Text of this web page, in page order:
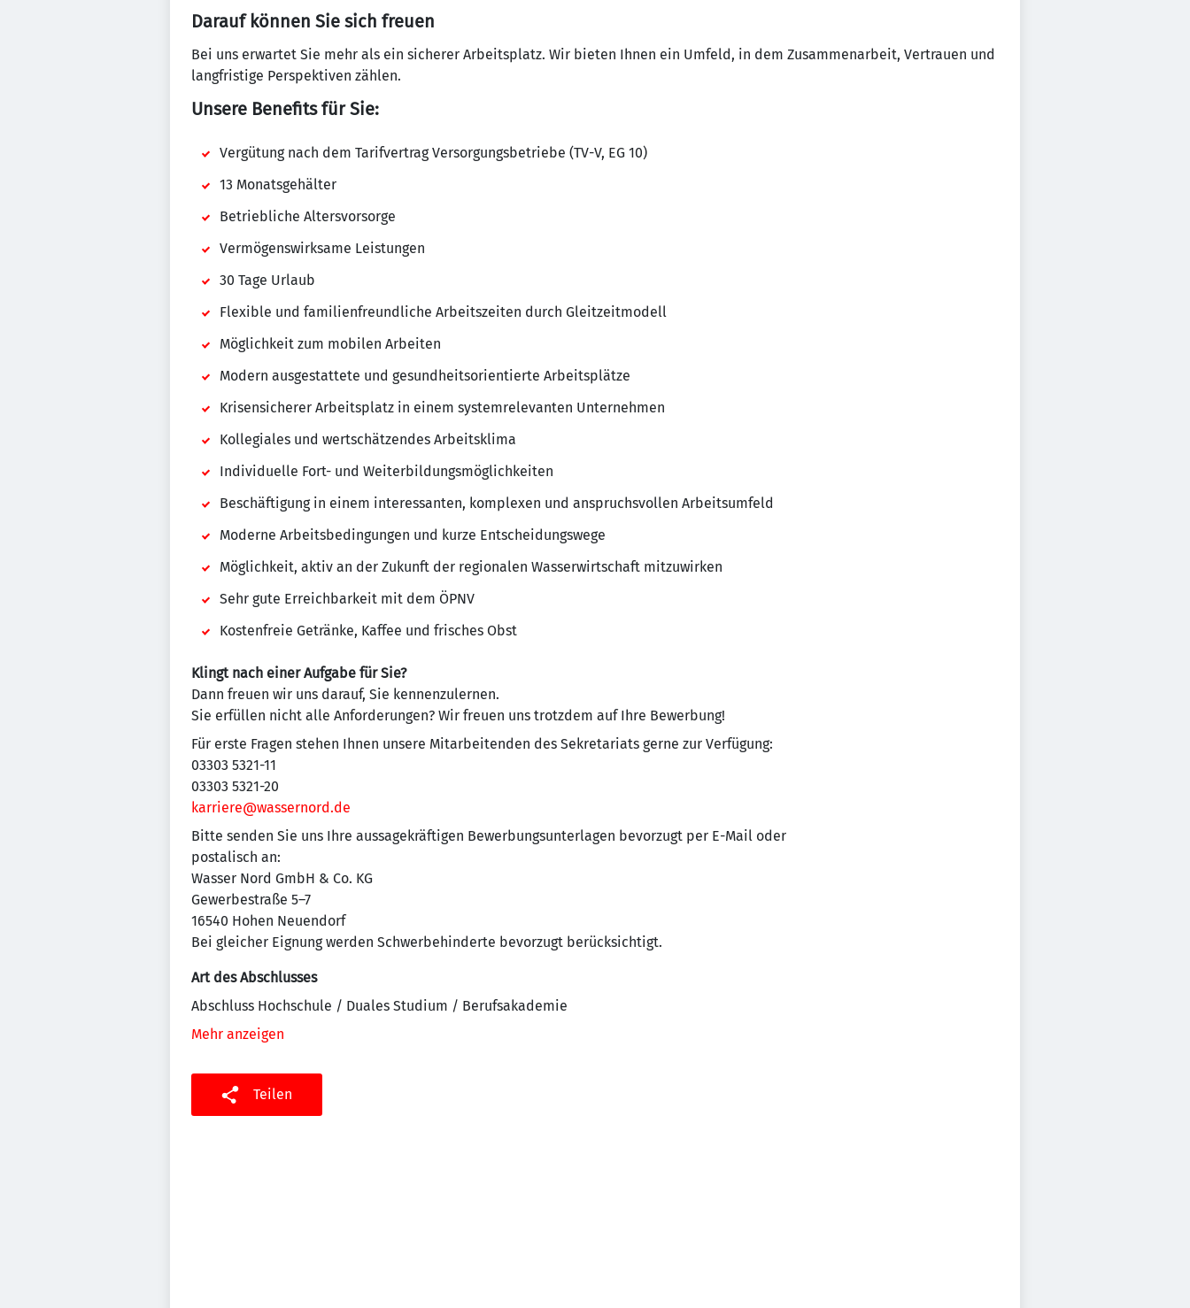
Darauf können Sie sich freuen
Bei uns erwartet Sie mehr als ein sicherer Arbeitsplatz. Wir bieten Ihnen ein Umfeld, in dem Zusammenarbeit, Vertrauen und
langfristige Perspektiven zählen.
Unsere Benefits für Sie:
Vergütung nach dem Tarifvertrag Versorgungsbetriebe (TV-V, EG 10)
13 Monatsgehälter
Betriebliche Altersvorsorge
Vermögenswirksame Leistungen
30 Tage Urlaub
Flexible und familienfreundliche Arbeitszeiten durch Gleitzeitmodell
Möglichkeit zum mobilen Arbeiten
Modern ausgestattete und gesundheitsorientierte Arbeitsplätze
Krisensicherer Arbeitsplatz in einem systemrelevanten Unternehmen
Kollegiales und wertschätzendes Arbeitsklima
Individuelle Fort- und Weiterbildungsmöglichkeiten
Beschäftigung in einem interessanten, komplexen und anspruchsvollen Arbeitsumfeld
Moderne Arbeitsbedingungen und kurze Entscheidungswege
Möglichkeit, aktiv an der Zukunft der regionalen Wasserwirtschaft mitzuwirken
Sehr gute Erreichbarkeit mit dem ÖPNV
Kostenfreie Getränke, Kaffee und frisches Obst
Klingt nach einer Aufgabe für Sie?
Dann freuen wir uns darauf, Sie kennenzulernen.
Sie erfüllen nicht alle Anforderungen? Wir freuen uns trotzdem auf Ihre Bewerbung!
Für erste Fragen stehen Ihnen unsere Mitarbeitenden des Sekretariats gerne zur Verfügung:
03303 5321-11
03303 5321-20
karriere@wassernord.de
Bitte senden Sie uns Ihre aussagekräftigen Bewerbungsunterlagen bevorzugt per E-Mail oder
postalisch an:
Wasser Nord GmbH & Co. KG
Gewerbestraße 5–7
16540 Hohen Neuendorf
Bei gleicher Eignung werden Schwerbehinderte bevorzugt berücksichtigt.
Art des Abschlusses
Abschluss Hochschule / Duales Studium / Berufsakademie
Mehr anzeigen
Teilen